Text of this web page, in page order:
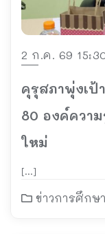
2 ก.ค. 69
คุรุสภาพุ่งเป้
80 องค์ควา
ใหม่
[…]
ข่าวการศึกษา